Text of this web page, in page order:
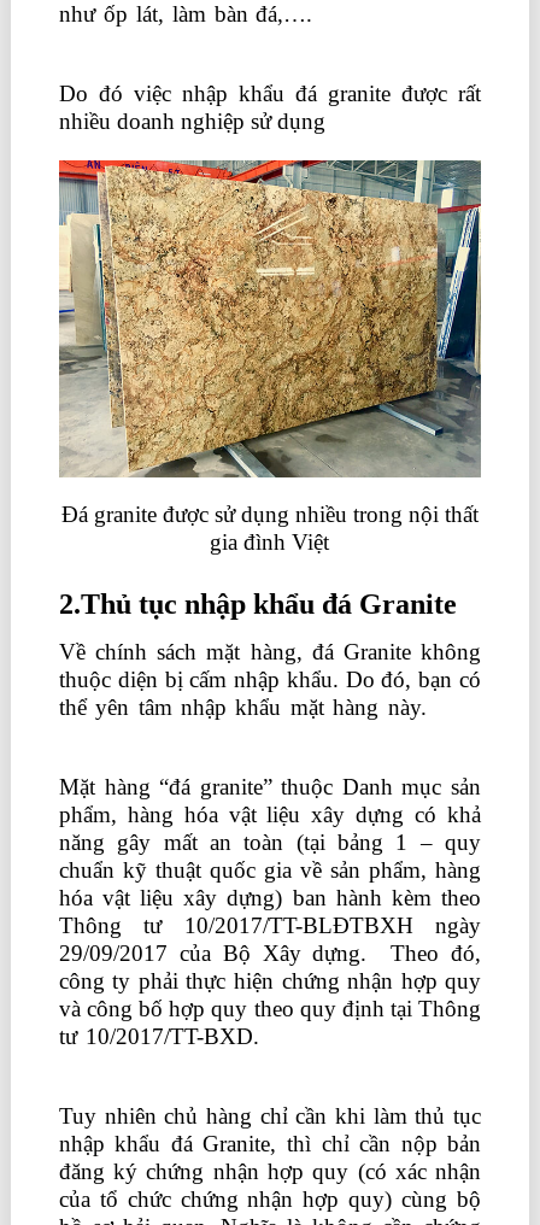
như ốp lát, làm bàn đá,….
Do đó việc nhập khẩu đá granite được rất
nhiều doanh nghiệp sử dụng
Đá granite được sử dụng nhiều trong nội thất
gia đình Việt
2.Thủ tục nhập khẩu đá Granite
Về chính sách mặt hàng, đá Granite không
thuộc diện bị cấm nhập khẩu. Do đó, bạn có
thể yên tâm nhập khẩu mặt hàng này.
Mặt hàng “đá granite” thuộc Danh mục sản
phẩm, hàng hóa vật liệu xây dựng có khả
năng gây mất an toàn (tại bảng 1 – quy
chuẩn kỹ thuật quốc gia về sản phẩm, hàng
hóa vật liệu xây dựng) ban hành kèm theo
Thông tư 10/2017/TT-BLĐTBXH ngày
29/09/2017 của Bộ Xây dựng. Theo đó,
công ty phải thực hiện chứng nhận hợp quy
và công bố hợp quy theo quy định tại Thông
tư 10/2017/TT-BXD.
Tuy nhiên chủ hàng chỉ cần khi làm thủ tục
nhập khẩu đá Granite, thì chỉ cần nộp bản
đăng ký chứng nhận hợp quy (có xác nhận
của tổ chức chứng nhận hợp quy) cùng bộ